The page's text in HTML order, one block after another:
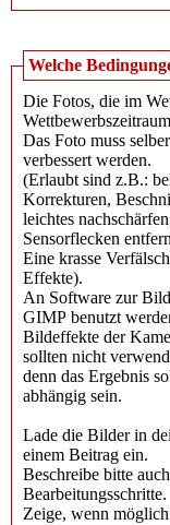
Welche
Die Fotos, die im
Das Foto muss
verbessert werden.
(Erlaubt sind z.B.:
Korrekturen​,
leichtes
Sensorflecken
Eine krasse
Effekte).
An Software zur
GIMP benutzt
Bildeffekte der
sollten nicht
denn das Ergebnis
abhängig sein.
Lade die Bilder in
einem Beitrag ein.
Beschreibe bitte
Bearbeitungsschritte.
Zeige, wenn